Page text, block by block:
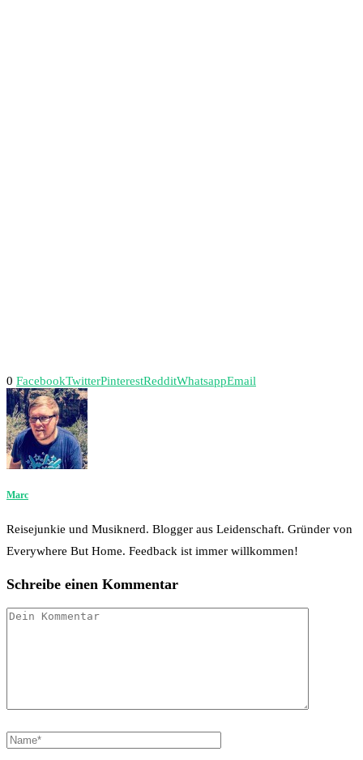
0 FacebookTwitterPinterestRedditWhatsappEmail
Marc
Reisejunkie und Musiknerd. Blogger aus Leidenschaft. Gründer von
Everywhere But Home. Feedback ist immer willkommen!
Schreibe einen Kommentar